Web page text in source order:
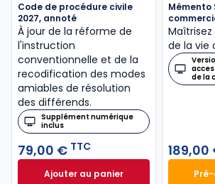
Code de procédure civile
2027, annoté
À jour de la réforme de
l'instruction
conventionnelle et de la
recodification des modes
amiables de résolution
des différends.
Supplément numérique
inclus
79,00 € TTC
Ajouter au panierCode de procédure civile
Mémento
de la vie
de la
189,00